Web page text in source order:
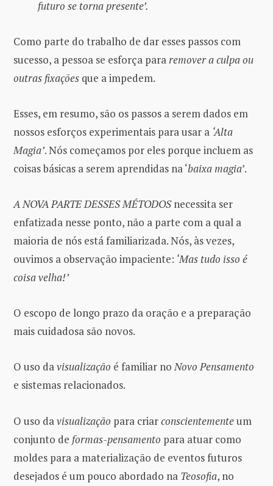
futuro se torna presente’.
Como parte do trabalho de dar esses passos com
sucesso, a pessoa se esforça pararemover a culpa ou
outras fixações que a impedem.
Esses, em resumo, são os passos a serem dados em
nossos esforços experimentais para usar a ‘Alta
Magia’. Nós começamos por eles porque incluem as
coisas básicas a serem aprendidas na ‘baixa magia’.
A NOVA PARTE DESSES MÉTODOSnecessita ser
enfatizada nesse ponto, não a parte com a qual a
maioria de nós está familiarizada. Nós, às vezes,
ouvimos a observação impaciente: ‘Mas tudo isso é
coisa velha!’
O escopo de longo prazo da oração e a preparação
mais cuidadosa são novos.
O uso davisualização é familiar noNovo Pensamento
e sistemas relacionados.
O uso da visualização para criarconscientementeum
conjunto de formas-pensamento para atuar como
moldes para a materialização de eventos futuros
desejados é um pouco abordado na Teosofia, no